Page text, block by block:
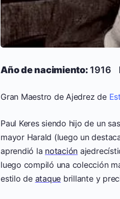
Año de nacimiento: 1916
Gran Maestro de Ajedrez de
Paul Keres siendo hijo de un
mayor Harald (luego un
aprendió la notación
luego compiló una colección
estilo de ataque brillante y